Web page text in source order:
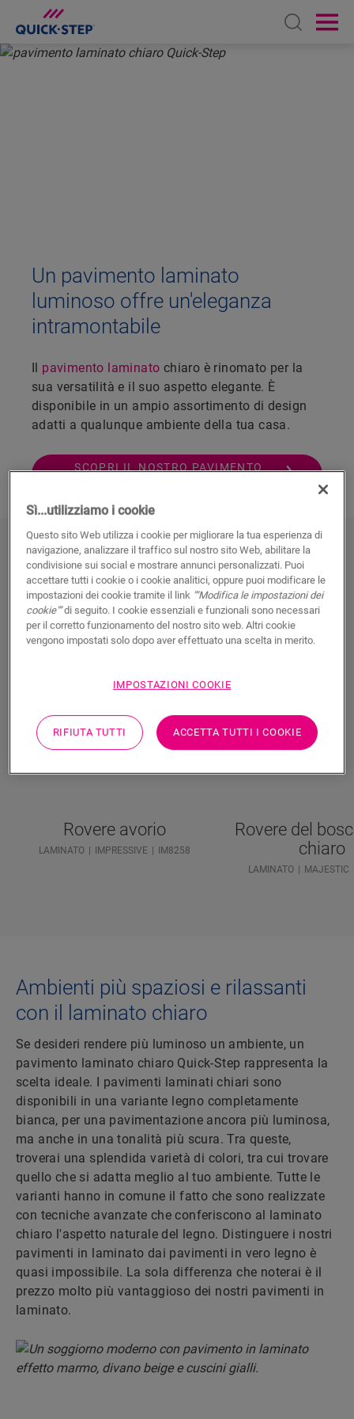
Open
Un pavimento laminato
luminoso offre un'eleganza
intramontabile
Il pavimento laminato chiaro è rinomato per la
sua versatilità e il suo aspetto elegante. È
disponibile in un ampio assortimento di design
adatti a qualunque ambiente della tua casa.
SCOPRI IL NOSTRO PAVIMENTO
SCOPRI IL NOSTRO PAVIMENTO
LAMINATO CHIARO
Rovere avorio
LAMINATO IMPRESSIVE IM8258
Rovere del
chiaro
LAMINATO MAJESTIC
Ambienti più spaziosi e rilassanti
con il laminato chiaro
Se desideri rendere più luminoso un ambiente, un
pavimento laminato chiaro Quick-Step rappresenta la
scelta ideale. I pavimenti laminati chiari sono
disponibili in una variante legno completamente
bianca, per una pavimentazione ancora più luminosa,
ma anche in una tonalità più scura. Tra queste,
troverai una splendida varietà di colori, tra cui trovare
quello che si adatta meglio al tuo ambiente. Tutte le
varianti hanno in comune il fatto che sono realizzate
con tecniche avanzate che conferiscono al laminato
chiaro l'aspetto naturale del legno. Distinguere i nostri
pavimenti in laminato dai pavimenti in vero legno è
quasi impossibile. La sola differenza che noterai è il
prezzo molto più vantaggioso dei nostri pavimenti in
laminato.
Sì...utilizziamo i cookie
Questo sito Web utilizza i cookie per migliorare la tua esperienza di
navigazione, analizzare il traffico sul nostro sito Web, abilitare la
condivisione sui social e mostrare annunci personalizzati. Puoi
accettare tutti i cookie o i cookie analitici, oppure puoi modificare le
impostazioni dei cookie tramite il link ""Modifica le impostazioni dei
cookie""di seguito. I cookie essenziali e funzionali sono necessari
per il corretto funzionamento del nostro sito web. Altri cookie
vengono impostati solo dopo aver effettuato una scelta in merito.
IMPOSTAZIONI COOKIE
RIFIUTA TUTTI ACCETTA TUTTI I COOKIE